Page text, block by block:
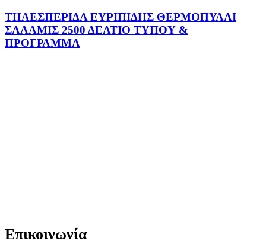
ΤΗΛΕΣΠΕΡΙΔΑ ΕΥΡΙΠΙΔΗΣ ΘΕΡΜΟΠΥΛΑΙ
ΣΑΛΑΜΙΣ 2500 ΔΕΛΤΙΟ ΤΥΠΟΥ &
ΠΡΟΓΡΑΜΜΑ
Επικοινωνία